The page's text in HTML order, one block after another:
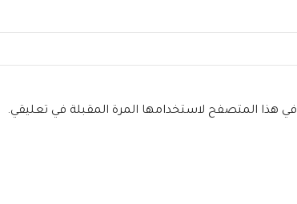
في هذا المتصفح لاستخدامها المرة المقبلة في تعليقي.